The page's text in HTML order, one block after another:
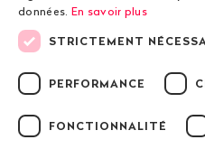
© 2026
données. En savoir plus
STRICTEMENT
PERFORMANCE
FONCTIONNALITÉ